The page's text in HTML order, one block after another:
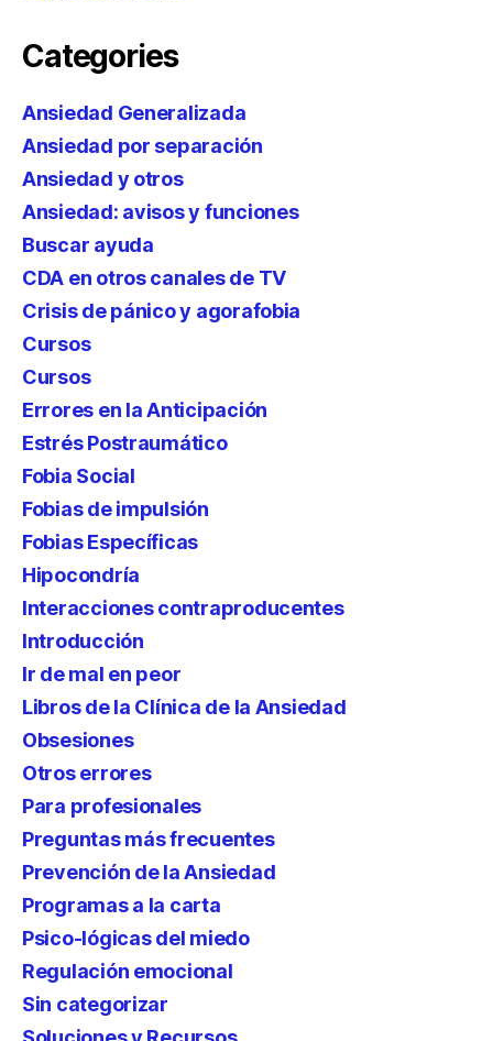
Categories
Ansiedad Generalizada
Ansiedad por separación
Ansiedad y otros
Ansiedad: avisos y funciones
Buscar ayuda
CDA en otros canales de TV
Crisis de pánico y agorafobia
Cursos
Cursos
Errores en la Anticipación
Estrés Postraumático
Fobia Social
Fobias de impulsión
Fobias Específicas
Hipocondría
Interacciones contraproducentes
Introducción
Ir de mal en peor
Libros de la Clínica de la Ansiedad
Obsesiones
Otros errores
Para profesionales
Preguntas más frecuentes
Prevención de la Ansiedad
Programas a la carta
Psico-lógicas del miedo
Regulación emocional
Sin categorizar